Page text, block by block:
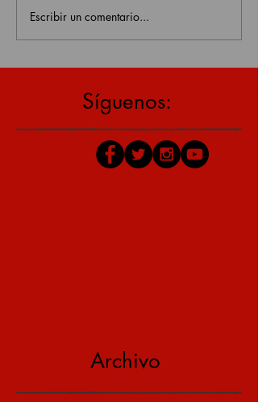
Escribir un comentario...
Síguenos:
Archivo